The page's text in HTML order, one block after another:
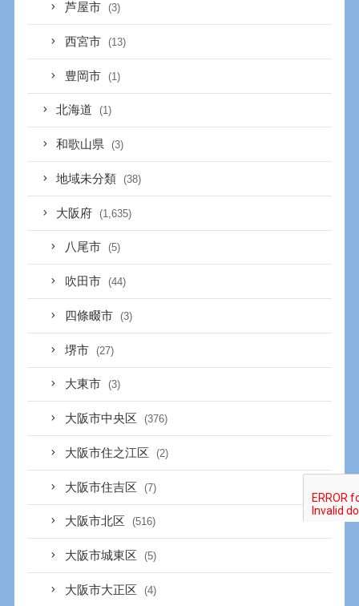
芦屋市 (3)
西宮市 (13)
豊岡市 (1)
北海道 (1)
和歌山県 (3)
地域未分類 (38)
大阪府 (1,635)
八尾市 (5)
吹田市 (44)
四條畷市 (3)
堺市 (27)
大東市 (3)
大阪市中央区 (376)
大阪市住之江区 (2)
大阪市住吉区 (7)
大阪市北区 (516)
大阪市城東区 (5)
大阪市大正区 (4)